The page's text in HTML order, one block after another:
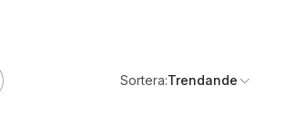
Sortera:Trendande